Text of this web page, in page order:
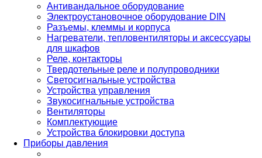
Антивандальное оборудование
Электроустановочное оборудование DIN
Разъемы, клеммы и корпуса
Нагреватели, тепловентиляторы и аксессуары
для шкафов
Реле, контакторы
Твердотельные реле и полупроводники
Светосигнальные устройства
Устройства управления
Звукосигнальные устройства
Вентиляторы
Комплектующие
Устройства блокировки доступа
Приборы давления